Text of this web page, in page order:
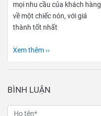
mọi nhu cầu của khách hàng
về một chiếc nón, với giá
thành tốt nhất
Xem thêm ››
BÌNH LUẬN